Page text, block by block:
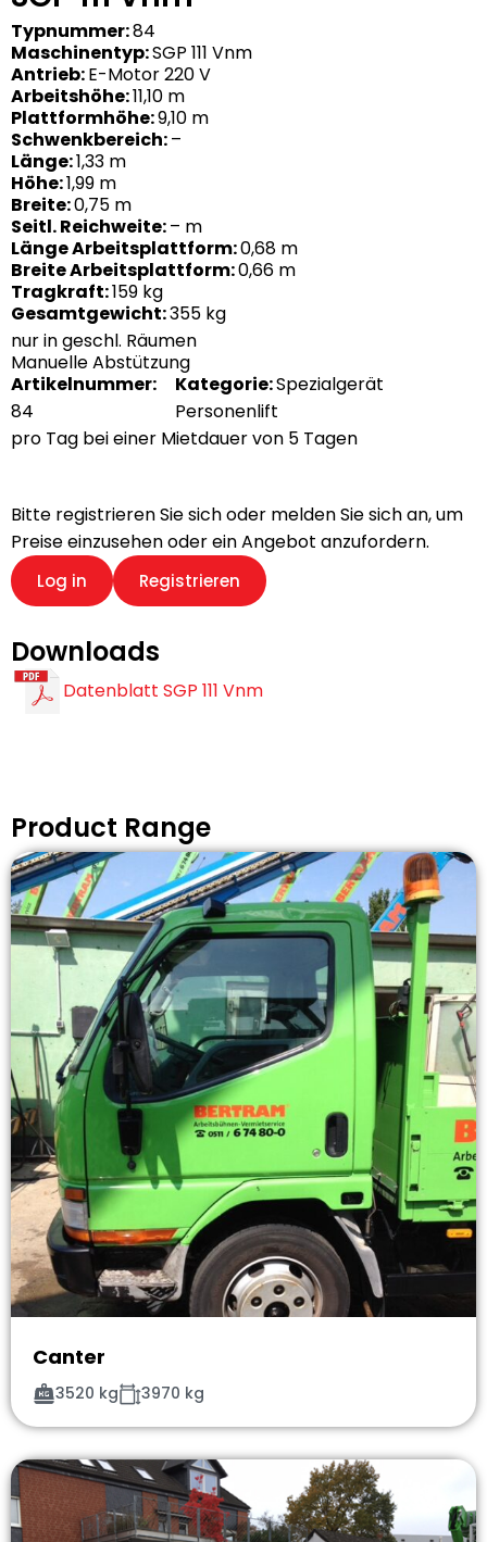
Typnummer:84
Maschinentyp:SGP 111 Vnm
Antrieb:E-Motor 220 V
Arbeitshöhe:11,10 m
Plattformhöhe:9,10 m
Schwenkbereich:–
Länge:1,33 m
Höhe:1,99 m
Breite:0,75 m
Seitl. Reichweite:– m
Länge Arbeitsplattform:0,68 m
Breite Arbeitsplattform:0,66 m
Tragkraft:159 kg
Gesamtgewicht:355 kg
nur in geschl. Räumen
Manuelle Abstützung
Artikelnummer:
84
Kategorie:Spezialgerät
Personenlift
pro Tag bei einer Mietdauer von 5 Tagen
Bitte registrieren Sie sich oder melden Sie sich an, um
Preise einzusehen oder ein Angebot anzufordern.
Log in Registrieren
Downloads
Datenblatt SGP 111 Vnm
Product Range
Canter
3520 kg 3970 kg